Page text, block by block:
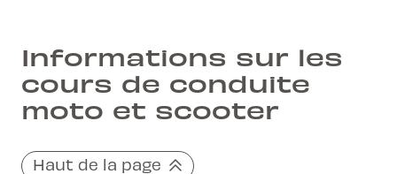
Informations sur les
cours de conduite
moto et scooter
Haut de la page